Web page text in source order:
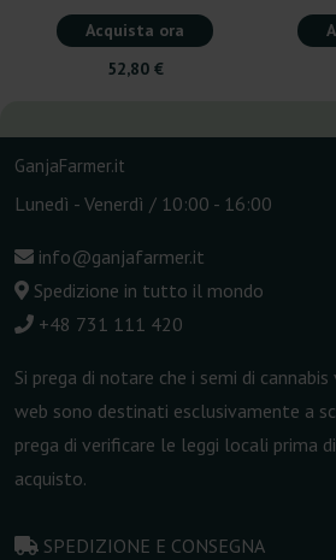
Acquista ora
52,80 €
GanjaFarmer.it
Lunedì - Venerdì / 10:00 - 16:00
info@ganjafarmer.it
Spedizione in tutto il mondo
+48 731 111 420
Si prega di notare che i semi di
web sono destinati esclusivamente a
prega di verificare le leggi locali prima
acquisto.
SPEDIZIONE E CONSEGNA